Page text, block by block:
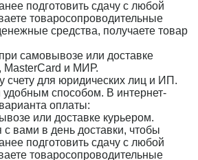
подготовить сдачу с любой
товаросопроводительные
средства, получаете товар
самовывозе или доставке
MasterCard и МИР.
счету для юридических лиц и ИП.
удобным способом. В интернет-
оплаты:
или доставке курьером.
вами в день доставки, чтобы
подготовить сдачу с любой
товаросопроводительные